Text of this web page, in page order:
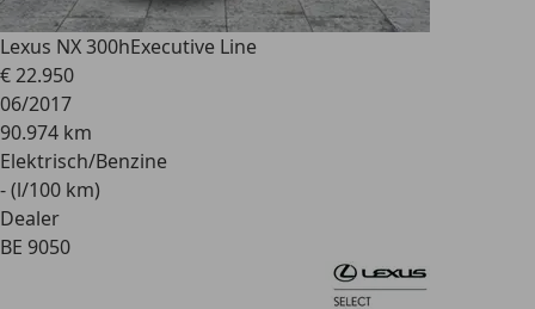
Lexus NX 300hExecutive Line
€ 22.950
06/2017
90.974 km
Elektrisch/Benzine
- (l/100 km)
Dealer
BE 9050